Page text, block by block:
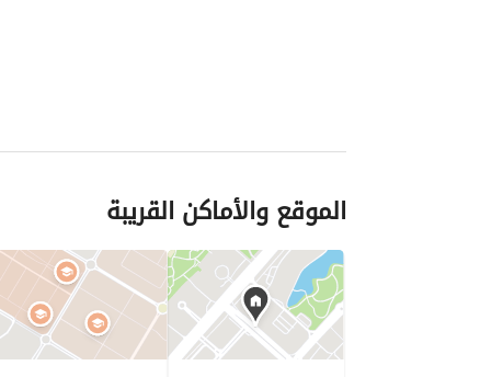
الموقع والأماكن القريبة